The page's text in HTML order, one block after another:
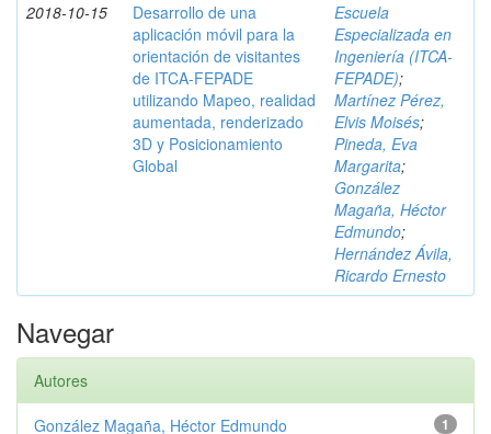
2018-10-15
Desarrollo de una
aplicación móvil para la
orientación de visitantes
de ITCA-FEPADE
utilizando Mapeo, realidad
aumentada, renderizado
3D y Posicionamiento
Global
Escuela
Especializada en
Ingeniería (ITCA-
FEPADE);
Martínez Pérez,
Elvis Moisés;
Pineda, Eva
Margarita;
González
Magaña, Héctor
Edmundo;
Hernández Ávila,
Ricardo Ernesto
Navegar
Autores
1
González Magaña, Héctor Edmundo